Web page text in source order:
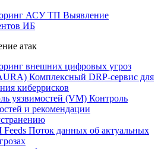
АСУ ТП Выявление
ИБ
атак
внешних цифровых угроз
Комплексный DRP-сервис для
киберрисков
уязвимостей (VM) Контроль
и рекомендации
Feeds Поток данных об актуальных